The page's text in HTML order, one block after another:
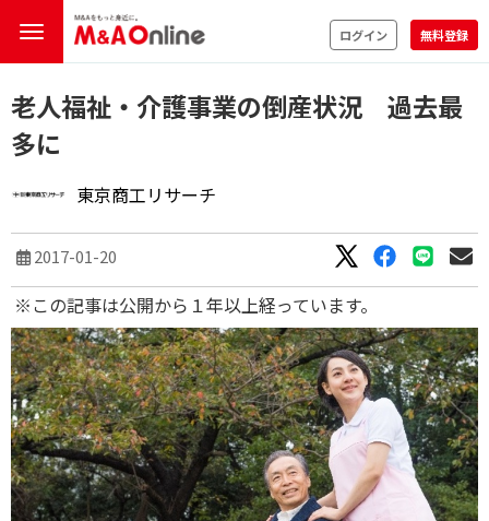
ログイン 無料登録
老人福祉・介護事業の倒産状況 過去最
多に
東京商工リサーチ
2017-01-20
※この記事は公開から１年以上経っています。